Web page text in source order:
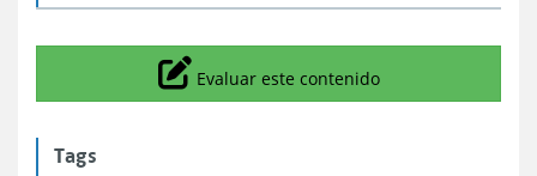
Icono
Evaluar este contenido
Tags